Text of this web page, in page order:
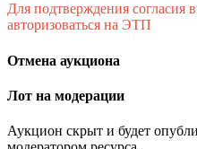
Для подтверждения согласия
авторизоваться на ЭТП
Отмена аукциона
Лот на модерации
Аукцион скрыт и будет